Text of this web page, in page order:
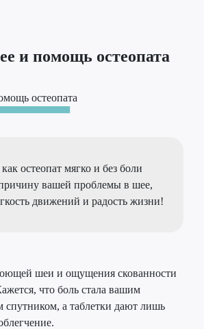
и помощь остеопата
остеопат мягко и без боли
вашей проблемы в шее,
движений и радость жизни!
шеи и ощущения скованности
что боль стала вашим
спутником, а таблетки дают лишь